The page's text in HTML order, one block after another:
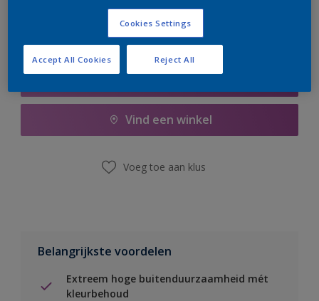
Vind een winkel
Voeg toe aan klus
Belangrijkste voordelen
Extreem hoge buitenduurzaamheid mét
kleurbehoud
Cookies Settings
Reject All
Accept All Cookies